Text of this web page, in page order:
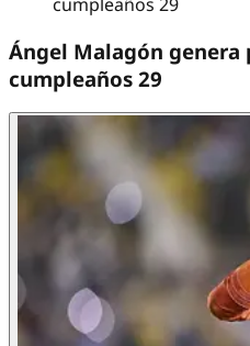
Ángel Malagón genera
cumpleaños 29